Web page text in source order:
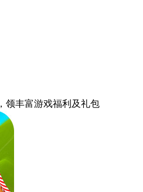
，领丰富游戏福利 及礼包